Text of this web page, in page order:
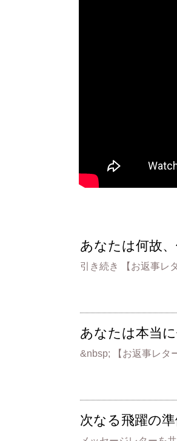
あなたは何故
引き続き 【お返事レ
あなたは本当
&nbsp; 【お返事レタ
次なる飛躍の